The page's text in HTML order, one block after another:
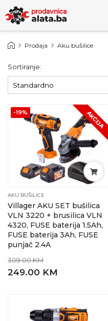
Prodaja Aku bušilice
Sortiranje:
-19% AKCIJA
AKU BUŠILICE
Villager AKU SET bušilica
VLN 3220 + brusilica VLN
4320, FUSE baterija 1.5Ah,
FUSE baterija 3Ah, FUSE
punjač 2.4A
309.00 KM
249.00 KM